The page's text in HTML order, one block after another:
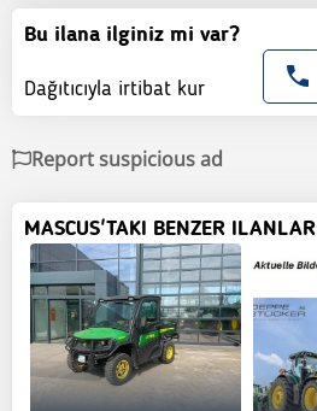
Bu ilana ilginiz mi var?
Dağıtıcıyla irtibat kur
Report suspicious ad
MASCUS'TAKI BENZER ILANLAR